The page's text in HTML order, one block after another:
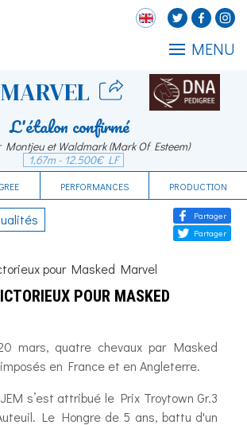
MENU
L'étalon confirmé
et Waldmark (Mark Of Esteem)
1,67m - 12.500€ LF
PERFORMANCES PRODUCTION
Partager
Partager
POUR MASKED
mars, quatre chevaux par Masked
en France et en Angleterre.
s’est attribué le Prix Troytown Gr.3
Le Hongre de 5 ans, battu d'un